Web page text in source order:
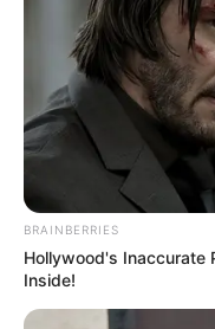
CICLISMO
MANTÉNGASE
ACTIVAR AHORA
BRAINBERRIES
Hollywood's Inaccurate
Inside!